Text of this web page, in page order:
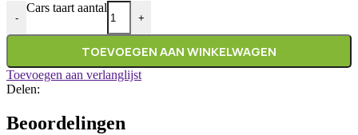
-
Cars taart aantal
+
TOEVOEGEN AAN WINKELWAGEN
Toevoegen aan verlanglijst
Delen:
Beoordelingen